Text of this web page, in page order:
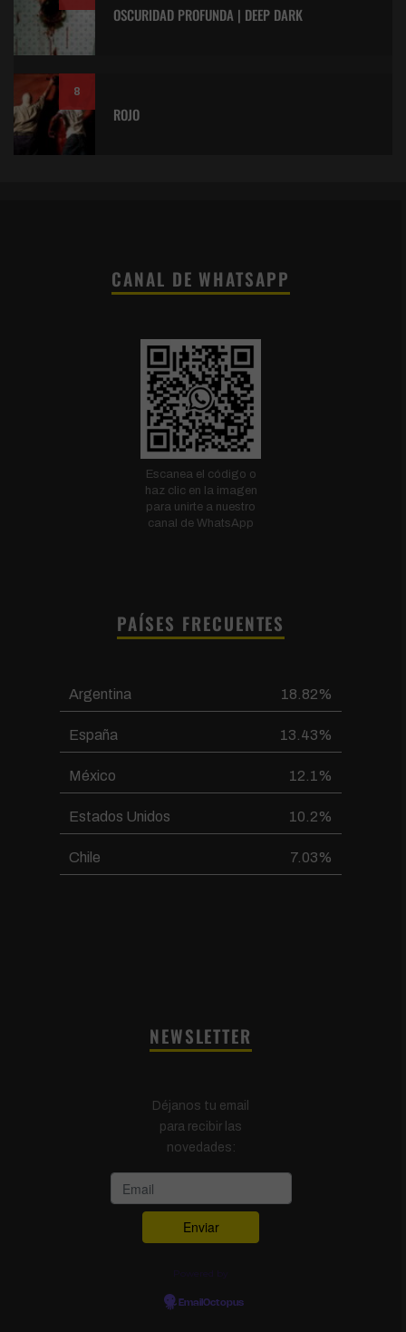
OSCURIDAD PROFUNDA | DEEP DARK
8
ROJO
CANAL DE WHATSAPP
Escanea el código o
haz clic en la imagen
para unirte a nuestro
canal de WhatsApp
PAÍSES FRECUENTES
Argentina 18.82%
España 13.43%
México 12.1%
Estados Unidos 10.2%
Chile 7.03%
NEWSLETTER
Déjanos tu email
para recibir las
novedades:
EmailOctopus